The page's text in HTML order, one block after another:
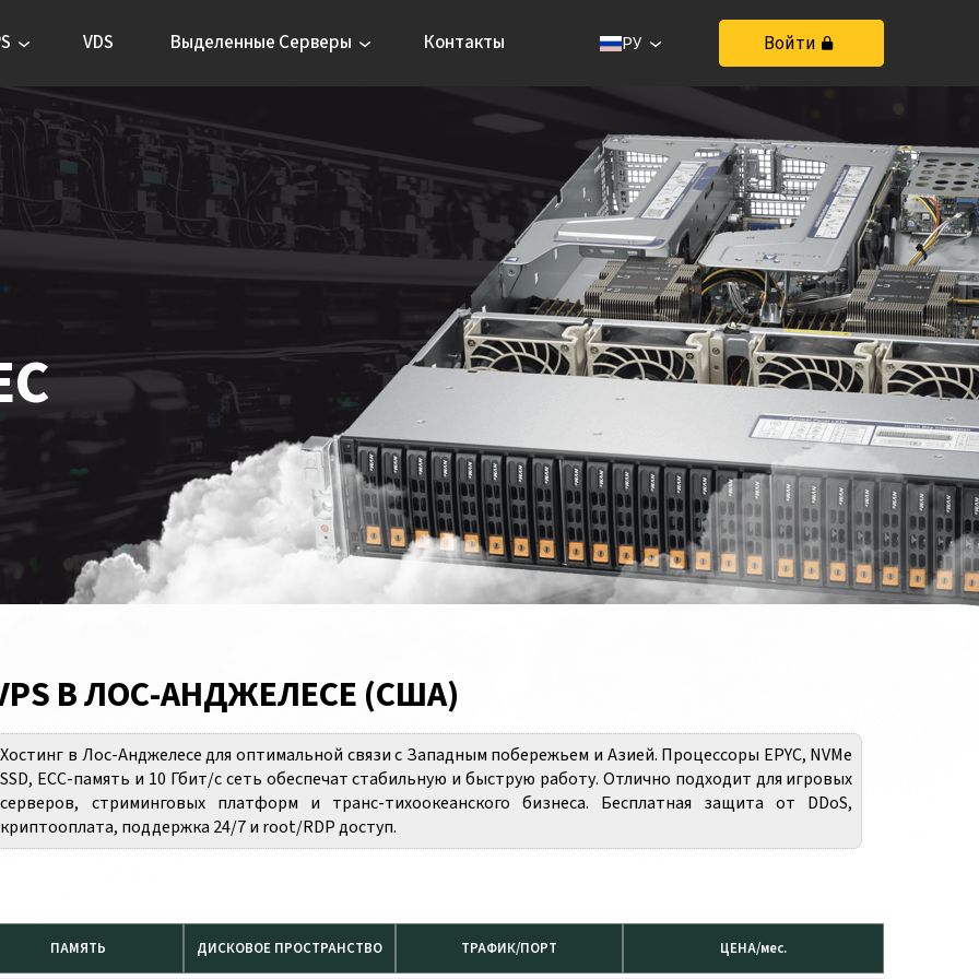
VDS Выделенные Серверы Контакты РУ Войти
В ЛОС-АНДЖЕЛЕСЕ (США)
Хостинг в Лос-Анджелесе для оптимальной связи с Западным побережьем и Азией. Процессоры EPYC, NVMe
SSD, ECC-память и 10 Гбит/с сеть обеспечат стабильную и быструю работу. Отлично подходит для игровых
серверов, стриминговых платформ и транс-тихоокеанского бизнеса. Бесплатная защита от DDoS,
криптооплата, поддержка 24/7 и root/RDP доступ.
ПАМЯТЬ ДИСКОВОЕ ПРОСТРАНСТВО ТРАФИК/ПОРТ ЦЕНА/мес.